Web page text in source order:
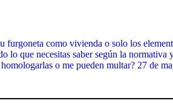
furgoneta como vivienda o solo los
lo que necesitas saber según la normativa
o me pueden multar? 27 de